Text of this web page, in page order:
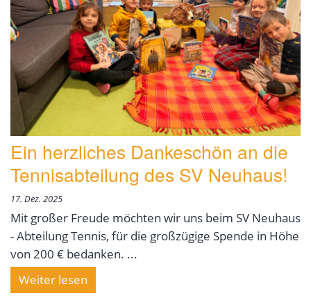
Ein herzliches Dankeschön an die
Tennisabteilung des SV Neuhaus!
17. Dez. 2025
Mit großer Freude möchten wir uns beim SV Neuhaus
- Abteilung Tennis, für die großzügige Spende in Höhe
von 200 € bedanken. ...
Weiter lesen